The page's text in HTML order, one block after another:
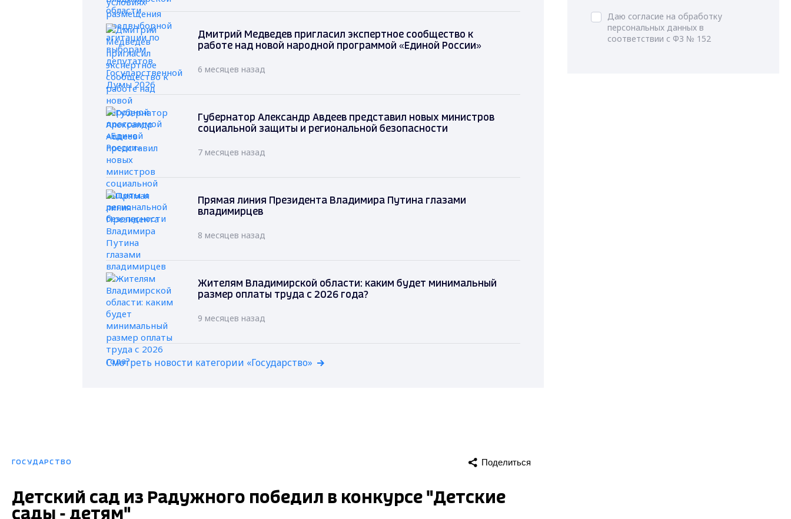
Дмитрий Медведев пригласил экспертное сообщество к
работе над новой народной программой «Единой России»
6 месяцев назад
Губернатор Александр Авдеев представил новых министров
социальной защиты и региональной безопасности
7 месяцев назад
Прямая линия Президента Владимира Путина глазами
владимирцев
8 месяцев назад
Жителям Владимирской области: каким будет минимальный
размер оплаты труда с 2026 года?
9 месяцев назад
Смотреть новости категории «Государство»
ГОСУДАРСТВО Поделиться
Детский сад из Радужного победил в конкурсе "Детские
сады - детям"
Даю согласие на обработку
персональных данных в
соответствии с ФЗ № 152